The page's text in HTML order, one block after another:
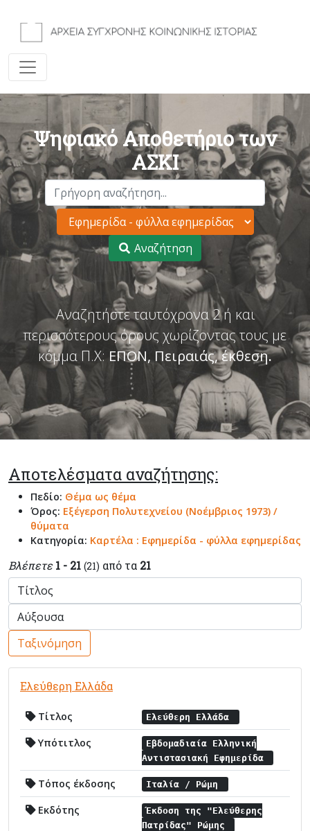
Ψηφιακό Αποθετήριο των
ΑΣΚΙ
Αναζήτηση
Αναζητήστε ταυτόχρονα 2 ή και
περισσότερους όρους χωρίζοντας τους με
κόμμα Π.Χ: ΕΠΟΝ, Πειραιάς, έκθεση.
Αποτελέσματα αναζήτησης:
Πεδίο: Θέμα ως θέμα
Όρος: Εξέγερση Πολυτεχνείου (Νοέμβριος 1973) /
θύματα
Κατηγορία: Καρτέλα : Εφημερίδα - φύλλα εφημερίδας
Βλέπετε 1 - 21 (21) από τα 21
Ταξινόμηση
Ελεύθερη Ελλάδα
Τίτλος Ελεύθερη Ελλάδα
Υπότιτλος
Εβδομαδιαία Ελληνική
Αντιστασιακή Εφημερίδα
Τόπος έκδοσης Ιταλία / Ρώμη
Εκδότης
Έκδοση της "Ελεύθερης
Πατρίδας" Ρώμης